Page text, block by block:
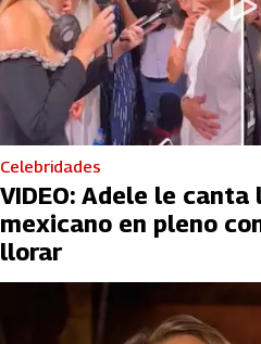
Celebridades
VIDEO: Adele le
mexicano en pleno
llorar